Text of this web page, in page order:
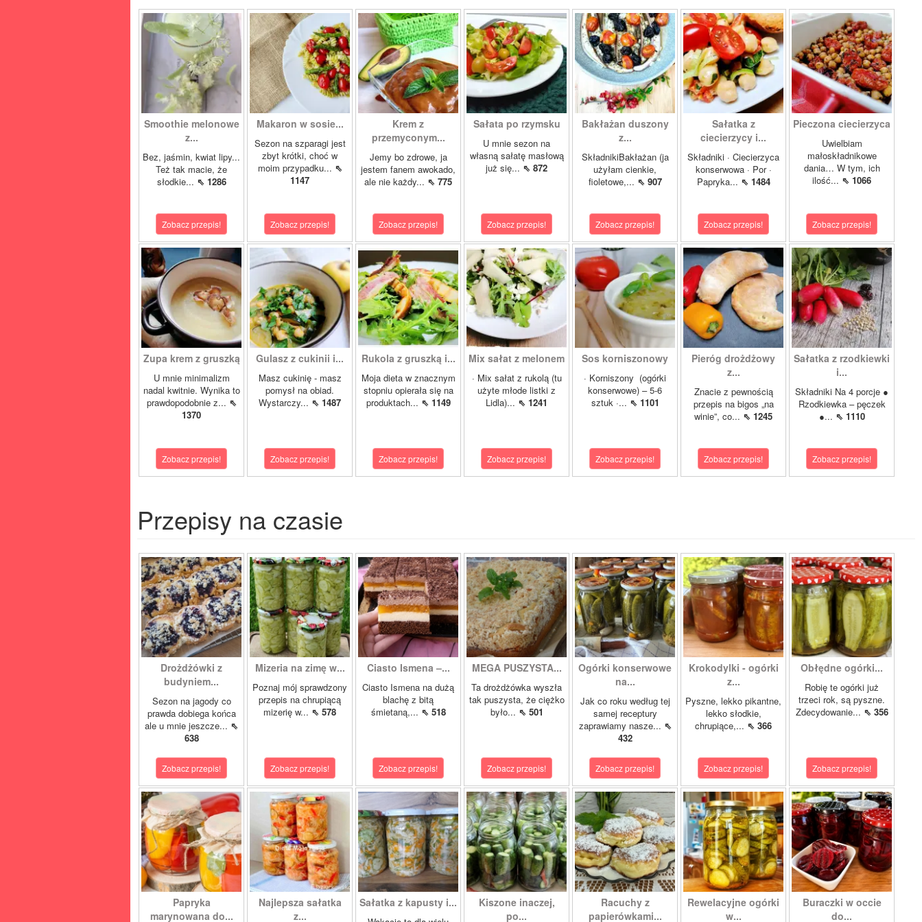
Smoothie melonowe
z...
Bez, jaśmin, kwiat lipy...
Też tak macie, że
słodkie... ⇖ 1286
Zobacz przepis!
Makaron w sosie...
Sezon na szparagi jest
zbyt krótki, choć w
moim przypadku... ⇖
1147
Zobacz przepis!
Krem z
przemyconym...
Jemy bo zdrowe, ja
jestem fanem awokado,
ale nie każdy... ⇖ 775
Zobacz przepis!
Sałata po rzymsku
U mnie sezon na
własną sałatę masłową
już się... ⇖ 872
Zobacz przepis!
Bakłażan duszony
z...
SkładnikiBakłażan (ja
użyłam cienkie,
fioletowe,... ⇖ 907
Zobacz przepis!
Sałatka z
ciecierzycy i...
Składniki · Ciecierzyca
konserwowa · Por ·
Papryka... ⇖ 1484
Zobacz przepis!
Pieczona ciecierzyca
Uwielbiam
małoskładnikowe
dania… W tym, ich
ilość... ⇖ 1066
Zobacz przepis!
Zupa krem z gruszką
U mnie minimalizm
nadal kwitnie. Wynika to
prawdopodobnie z... ⇖
1370
Zobacz przepis!
Gulasz z cukinii i...
Masz cukinię - masz
pomysł na obiad.
Wystarczy... ⇖ 1487
Zobacz przepis!
Rukola z gruszką i...
Moja dieta w znacznym
stopniu opierała się na
produktach... ⇖ 1149
Zobacz przepis!
Mix sałat z melonem
· Mix sałat z rukolą (tu
użyte młode listki z
Lidla)... ⇖ 1241
Zobacz przepis!
Sos korniszonowy
· Korniszony (ogórki
konserwowe) – 5-6
sztuk ·... ⇖ 1101
Zobacz przepis!
Pieróg drożdżowy
z...
Znacie z pewnością
przepis na bigos „na
winie”, co... ⇖ 1245
Zobacz przepis!
Sałatka z rzodkiewki
i...
Składniki Na 4 porcje ●
Rzodkiewka – pęczek
●... ⇖ 1110
Zobacz przepis!
Przepisy na czasie
Drożdżówki z
budyniem...
Sezon na jagody co
prawda dobiega końca
ale u mnie jeszcze... ⇖
638
Zobacz przepis!
Mizeria na zimę w...
Poznaj mój sprawdzony
przepis na chrupiącą
mizerię w... ⇖ 578
Zobacz przepis!
Ciasto Ismena –...
Ciasto Ismena na dużą
blachę z bitą
śmietaną,... ⇖ 518
Zobacz przepis!
MEGA PUSZYSTA...
Ta drożdżówka wyszła
tak puszysta, że ciężko
było... ⇖ 501
Zobacz przepis!
Ogórki konserwowe
na...
Jak co roku według tej
samej receptury
zaprawiamy nasze... ⇖
432
Zobacz przepis!
Krokodylki - ogórki
z...
Pyszne, lekko pikantne,
lekko słodkie,
chrupiące,... ⇖ 366
Zobacz przepis!
Obłędne ogórki...
Robię te ogórki już
trzeci rok, są pyszne.
Zdecydowanie... ⇖ 356
Zobacz przepis!
Papryka
marynowana do...
Najlepsza sałatka
z...
Sałatka z kapusty i...
Kiszone inaczej,
po...
Racuchy z
papierówkami...
Rewelacyjne ogórki
w...
Buraczki w occie
do...